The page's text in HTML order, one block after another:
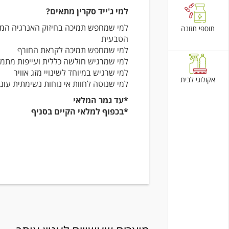
תוספי תזונה
אקולוגי לבית
למי ג'ייד סקרין מתאים?
למי שמחפש תמיכה בחיזוק האנרגיה
הטבעית
למי שמחפש תמיכה לקראת החורף
למי שמרגיש חולשה כללית ועייפות
למי שרגיש במיוחד לשינויי מזג אוויר
למי שנוטה לחוות אי נוחות נשימתית
*עד גמר המלאי
*בכפוף למלאי הקיים בסניף